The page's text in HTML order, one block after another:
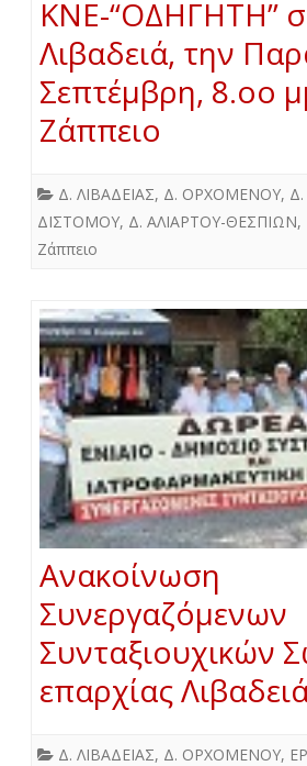
ΚΝΕ-“ΟΔΗΓΗΤΗ”
Λιβαδειά, την
Σεπτέμβρη, 8.οο
Ζάππειο
Δ. ΛΙΒΑΔΕΙΑΣ, Δ. ΟΡΧΟΜΕΝΟΥ,
ΔΙΣΤΟΜΟΥ, Δ. ΑΛΙΑΡΤΟΥ-ΘΕΣΠΙΩΝ,
Ζάππειο
Ανακοίνωση
Συνεργαζόμενων
Συνταξιουχικών
επαρχίας
Δ. ΛΙΒΑΔΕΙΑΣ, Δ. ΟΡΧΟΜΕΝΟΥ,